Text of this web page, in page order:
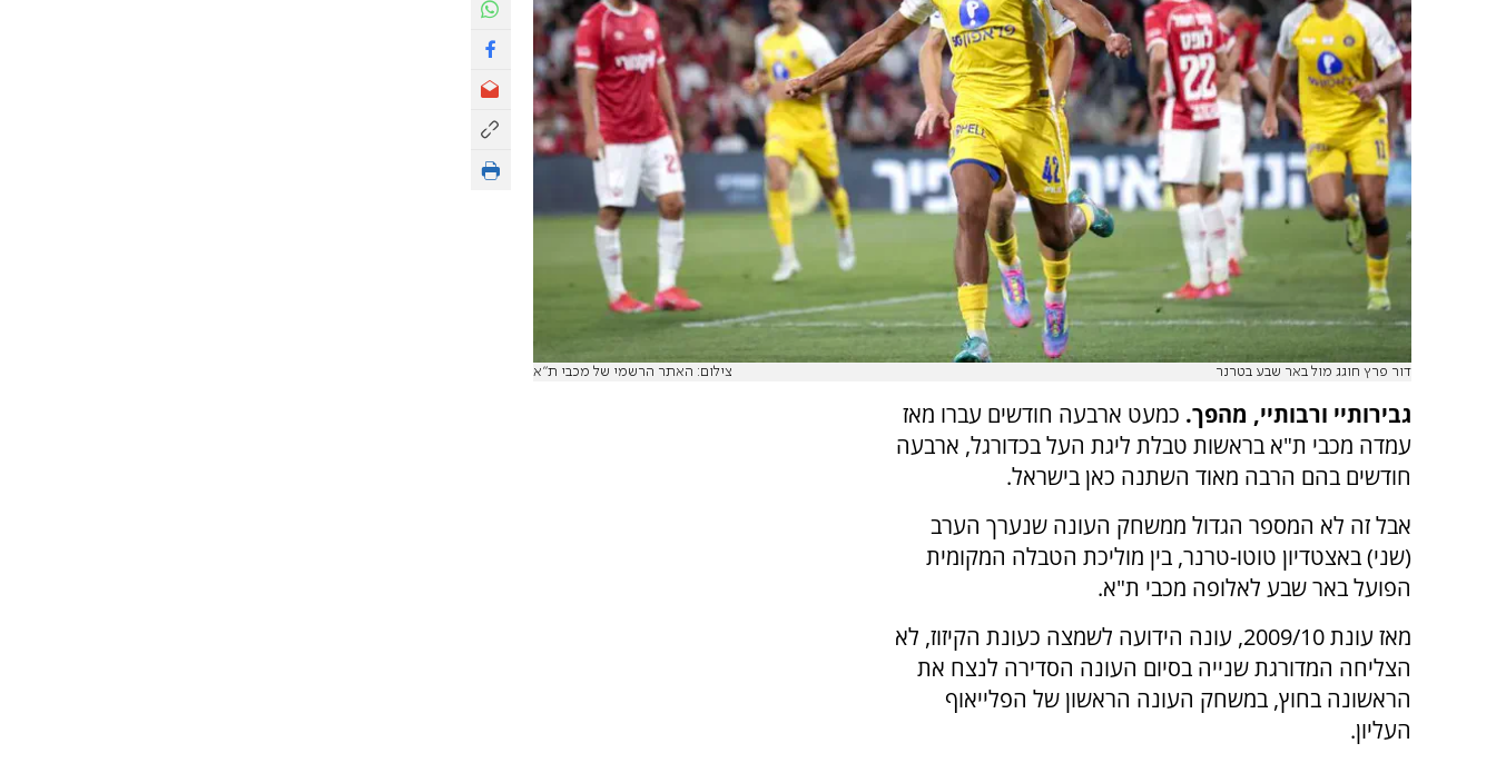
דור פרץ חוגג מול באר שבע בטרנר צילום: האתר הרשמי של מכבי ת"א
גבירותיי ורבותיי, מהפך. כמעט ארבעה חודשים עברו מאז
עמדה מכבי ת"א בראשות טבלת ליגת העל בכדורגל, ארבעה
חודשים בהם הרבה מאוד השתנה כאן בישראל.
אבל זה לא המספר הגדול ממשחק העונה שנערך הערב
(שני) באצטדיון טוטו-טרנר, בין מוליכת הטבלה המקומית
הפועל באר שבע לאלופה מכבי ת"א.
מאז עונת 2009/10, עונה הידועה לשמצה כעונת הקיזוז, לא
הצליחה המדורגת שנייה בסיום העונה הסדירה לנצח את
הראשונה בחוץ, במשחק העונה הראשון של הפלייאוף
העליון.